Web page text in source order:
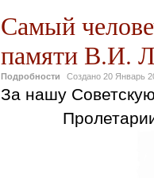
Самый
памяти В.И.
Подробности Создано 20 Январь
За
Пролетарии